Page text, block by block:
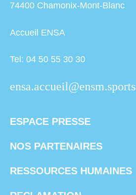
74400 Chamonix-Mont-Blanc
Accueil ENSA
Tel: 04 50 55 30 30
ESPACE PRESSE
NOS PARTENAIRES
RESSOURCES HUMAINES